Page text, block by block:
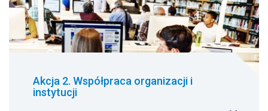
Akcja 2. Współpraca organizacji i
instytucji